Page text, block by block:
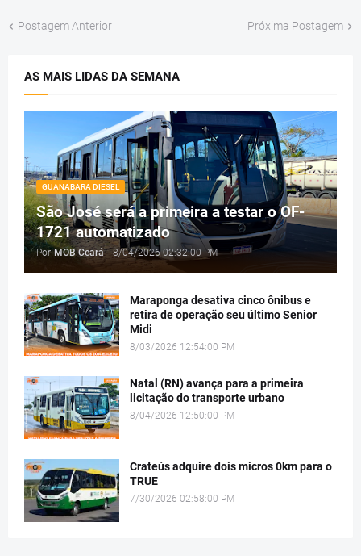
Postagem Anterior Próxima Postagem
AS MAIS LIDAS DA SEMANA
GUANABARA DIESEL
São José será a primeira a testar o OF-
1721 automatizado
Por MOB Ceará - 8/04/2026 02:32:00 PM
Maraponga desativa cinco ônibus e
retira de operação seu último Senior
Midi
8/03/2026 12:54:00 PM
Natal (RN) avança para a primeira
licitação do transporte urbano
8/04/2026 12:50:00 PM
Crateús adquire dois micros 0km para o
TRUE
7/30/2026 02:58:00 PM